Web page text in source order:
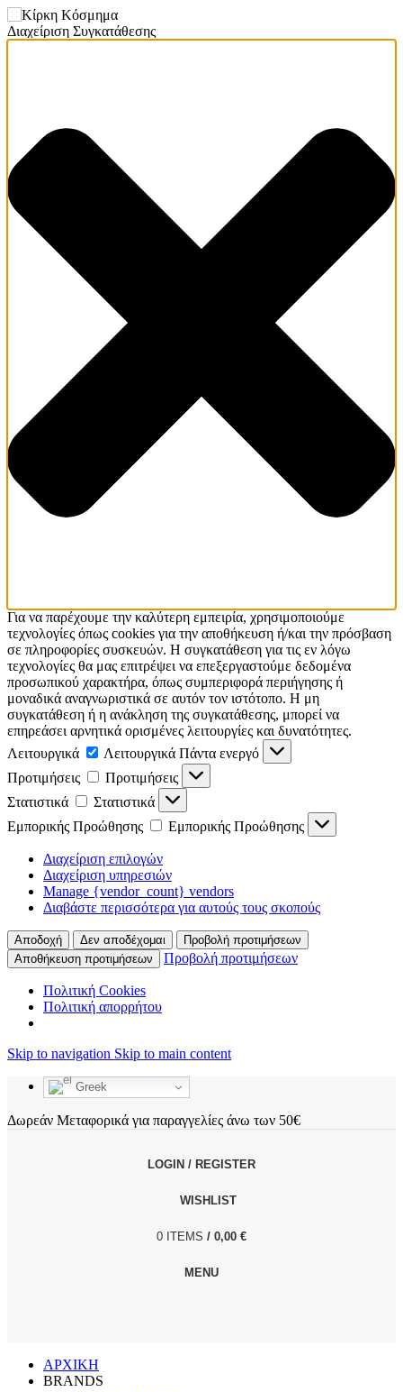
Διαχείριση Συγκατάθεσης
Για να παρέχουμε την καλύτερη εμπειρία, χρησιμοποιούμε
τεχνολογίες όπως cookies για την αποθήκευση ή/και την πρόσβαση
σε πληροφορίες συσκευών. Η συγκατάθεση για τις εν λόγω
τεχνολογίες θα μας επιτρέψει να επεξεργαστούμε δεδομένα
προσωπικού χαρακτήρα, όπως συμπεριφορά περιήγησης ή
μοναδικά αναγνωριστικά σε αυτόν τον ιστότοπο. Η μη
συγκατάθεση ή η ανάκληση της συγκατάθεσης, μπορεί να
επηρεάσει αρνητικά ορισμένες λειτουργίες και δυνατότητες.
Λειτουργικά
Λειτουργικά Πάντα ενεργό
Προτιμήσεις
Προτιμήσεις
Στατιστικά
Στατιστικά
Εμπορικής Προώθησης
Εμπορικής Προώθησης
Διαχείριση επιλογών
Διαχείριση υπηρεσιών
Manage {vendor_count} vendors
Διαβάστε περισσότερα για αυτούς τους σκοπούς
Αποδοχή Δεν αποδέχομαι
Προβολή προτιμήσεων
Αποθήκευση προτιμήσεων
Προβολή προτιμήσεων
Πολιτική Cookies
Πολιτική απορρήτου
Skip to navigation Skip to main content
Greek
Δωρεάν Μεταφορικά για παραγγελίες άνω των 50€
LOGIN / REGISTER
WISHLIST
0 ITEMS / 0,00 €
MENU
ΑΡΧΙΚΗ
BRANDS